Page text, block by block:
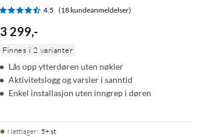
4.5 (18 kundeanmeldelser)
3 299,-
Finnes i 2 varianter
Lås opp ytterdøren uten nøkler
Aktivitetslogg og varsler i sanntid
Enkel installasjon uten inngrep i døren
Nettlager: 5+ st